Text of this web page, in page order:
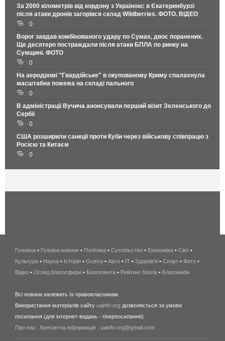
За 2000 кілометрів від кордону з Україною: в Єкатеринбурзі
після атаки дронів загорівся склад Wildberries. ФОТО. ВІДЕО
0
Ворог завдав комбінованого удару по Сумах, двоє поранених.
Ще десятеро постраждали після атаки БПЛА по ринку на
Сумщині. ФОТО
0
На аеродромі "Гвардійське" в окупованому Криму спалахнула
масштабна пожежа на складі пального
0
В адміністрації Вучича анонсували перший візит Зеленського до
Сербії
0
США розширили санкції проти Куби через військову співпрацю з
Росією та Китаєм
0
беспроводной
интернет
киев
wimax
в
Головна • Головні новини • Політика • Суспільство • Економіка • Світ •
Культура • Наука • Історія • Освіта • Авто • IT • Здоров'я • Спорт • Фото •
Відео • Огляд блогосфери • Блоголента • Рейтинг блогів • Блогожаби
Всі новини належать їх правовласникам.
Використання матеріалів сайту uainfo.org дозволяється за умови
посилання (для інтернет-видань - гіперпосилання).
Про нас
Контактна інформація uainfo.org@gmail.com